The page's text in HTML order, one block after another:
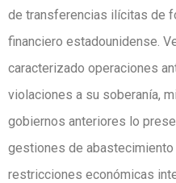
de transferencias ilícitas de
financiero estadounidense.
caracterizado operaciones
violaciones a su soberanía,
gobiernos anteriores lo
gestiones de
restricciones económicas